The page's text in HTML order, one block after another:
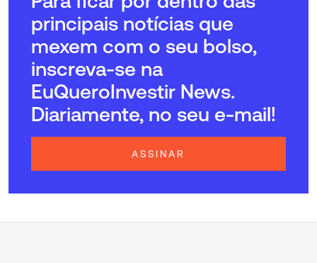
principais notícias que
mexem com o seu bolso,
inscreva-se na
EuQueroInvestir News.
Diariamente, no seu e-mail!
ASSINAR